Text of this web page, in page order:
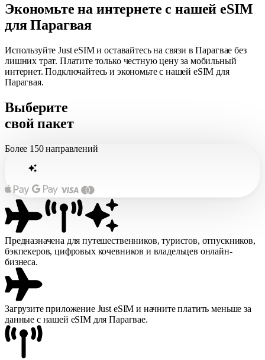
Экономьте на интернете с нашей eSIM
для Парагвая
Используйте Just eSIM и оставайтесь на связи в Парагвае без
лишних трат. Платите только честную цену за мобильный
интернет. Подключайтесь и экономьте с нашей eSIM для
Парагвая.
Выберите
свой пакет
Более 150 направлений
Предназначена для путешественников, туристов, отпускников,
бэкпекеров, цифровых кочевников и владельцев онлайн-
бизнеса.
Загрузите приложение Just eSIM и начните платить меньше за
данные с нашей eSIM для Парагвае.